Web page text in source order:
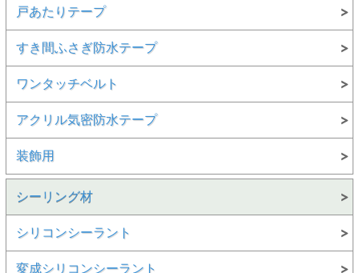
戸あたりテープ
すき間ふさぎ防水テープ
ワンタッチベルト
アクリル気密防水テープ
装飾用
シーリング材
シリコンシーラント
変成シリコンシーラント